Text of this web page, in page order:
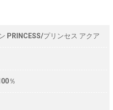
PRINCESS/プリンセス アクア
％